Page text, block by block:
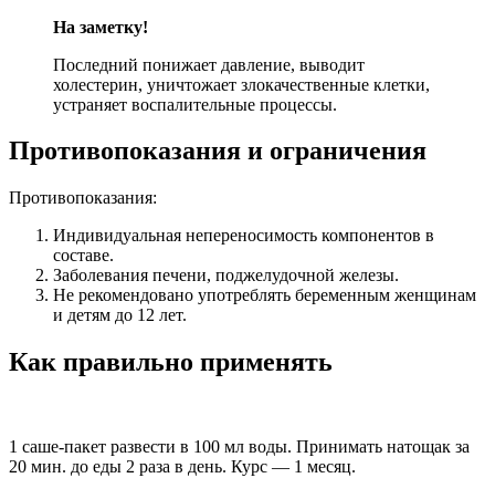
На заметку!
Последний понижает давление, выводит
холестерин, уничтожает злокачественные клетки,
устраняет воспалительные процессы.
Противопоказания и ограничения
Противопоказания:
Индивидуальная непереносимость компонентов в
составе.
Заболевания печени, поджелудочной железы.
Не рекомендовано употреблять беременным женщинам
и детям до 12 лет.
Как правильно применять
1 саше-пакет развести в 100 мл воды. Принимать натощак за
20 мин. до еды 2 раза в день. Курс — 1 месяц.